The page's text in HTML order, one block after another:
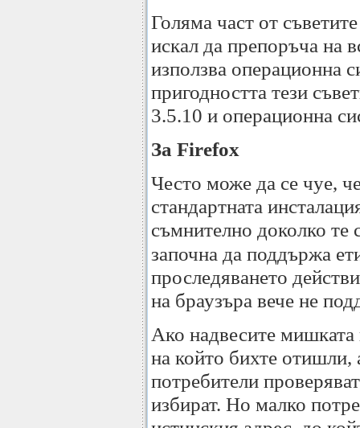
Голяма част от
искал да препоръча на
използва операционна
пригодността тези
3.5.10 и операционна
За Firefox
Често може да се чуе,
стандартната
съмнително доколко те
започна да поддържа
проследяването
на браузъра вече не
Ако надвесите мишката
на който бихте отишли,
потребители
избират. Но малко